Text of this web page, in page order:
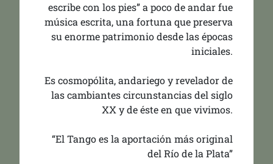
escribe con los pies” a poco de andar fue
música escrita, una fortuna que preserva
su enorme patrimonio desde las épocas
iniciales.
Es cosmopólita, andariego y revelador de
las cambiantes circunstancias del siglo
XX y de éste en que vivimos.
“El Tango es la aportación más original
del Río de la Plata”